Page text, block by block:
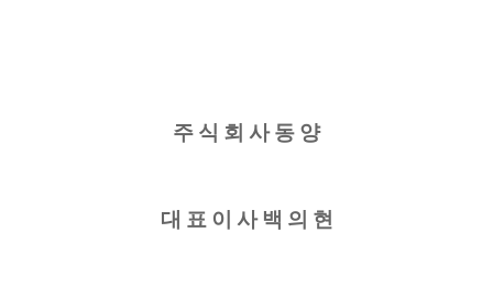
주 식 회 사 동 양
대 표 이 사 백 의 현